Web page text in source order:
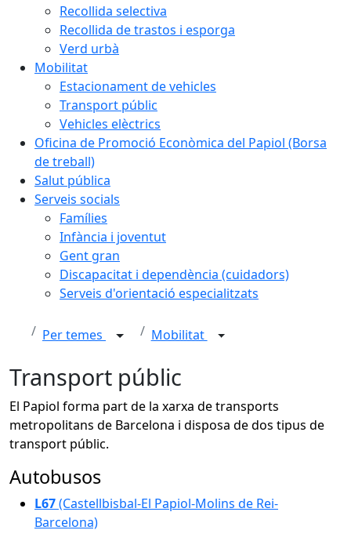
Recollida selectiva
Recollida de trastos i esporga
Verd urbà
Mobilitat
Estacionament de vehicles
Transport públic
Vehicles elèctrics
Oficina de Promoció Econòmica del Papiol (Borsa
de treball)
Salut pública
Serveis socials
Famílies
Infància i joventut
Gent gran
Discapacitat i dependència (cuidadors)
Serveis d'orientació especialitzats
Per temes Mobilitat
Transport públic
El Papiol forma part de la xarxa de transports
metropolitans de Barcelona i disposa de dos tipus de
transport públic.
Autobusos
L67(Castellbisbal-El Papiol-Molins de Rei-
Barcelona)